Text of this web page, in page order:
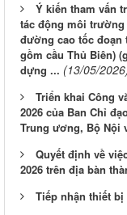
Ý kiến tham vấn
tác động môi trường
đường cao tốc đoạn
gồm cầu Thủ Biên)
dựng ... (13/05/
Triển khai Công
2026 của Ban Chỉ
Trung ương, Bộ Nội
Quyết định về
2026 trên địa bàn
Tiếp nhận thiết bị